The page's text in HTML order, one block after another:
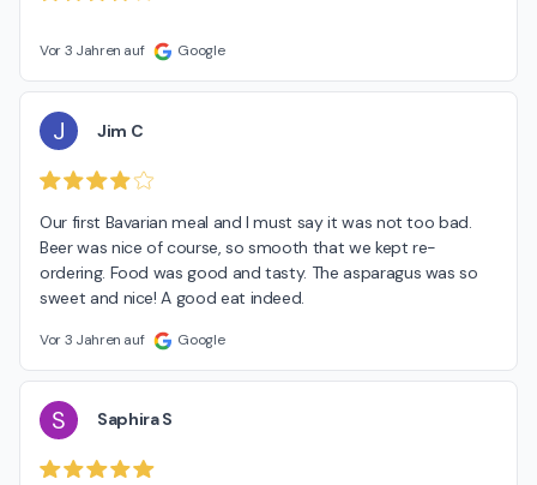
Vor 3 Jahren auf Google
J Jim C
Our first Bavarian meal and I must say it was not too bad.
Beer was nice of course, so smooth that we kept re-
ordering. Food was good and tasty. The asparagus was so
sweet and nice! A good eat indeed.
Vor 3 Jahren auf Google
S Saphira S